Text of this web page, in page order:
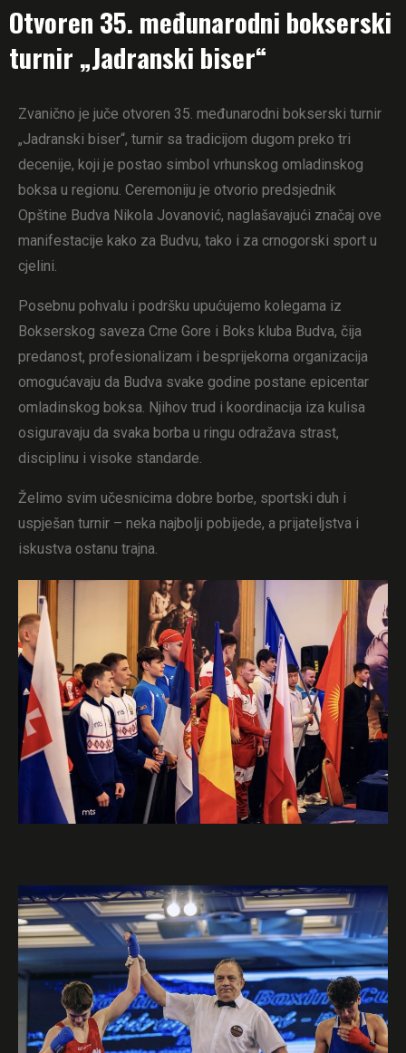
Otvoren 35. međunarodni bokserski
turnir „Jadranski biser“
Zvanično je juče otvoren 35. međunarodni bokserski turnir
„Jadranski biser“, turnir sa tradicijom dugom preko tri
decenije, koji je postao simbol vrhunskog omladinskog
boksa u regionu. Ceremoniju je otvorio predsjednik
Opštine Budva Nikola Jovanović, naglašavajući značaj ove
manifestacije kako za Budvu, tako i za crnogorski sport u
cjelini.
Posebnu pohvalu i podršku upućujemo kolegama iz
Bokserskog saveza Crne Gore i Boks kluba Budva, čija
predanost, profesionalizam i besprijekorna organizacija
omogućavaju da Budva svake godine postane epicentar
omladinskog boksa. Njihov trud i koordinacija iza kulisa
osiguravaju da svaka borba u ringu odražava strast,
disciplinu i visoke standarde.
Želimo svim učesnicima dobre borbe, sportski duh i
uspješan turnir – neka najbolji pobijede, a prijateljstva i
iskustva ostanu trajna.